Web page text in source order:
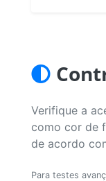
Verifique a
como cor de
de acordo
Para testes